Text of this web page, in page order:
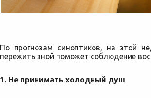
По прогнозам синоптиков, на этой
пережить зной поможет соблюдение
1. Не принимать холодный душ